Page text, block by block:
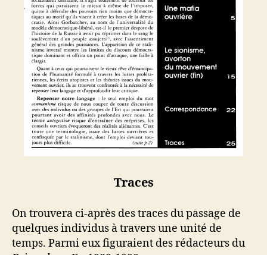
Traces
On trouvera ci-après des traces du passage de
quelques individus à travers une unité de
temps. Parmi eux figuraient des rédacteurs du